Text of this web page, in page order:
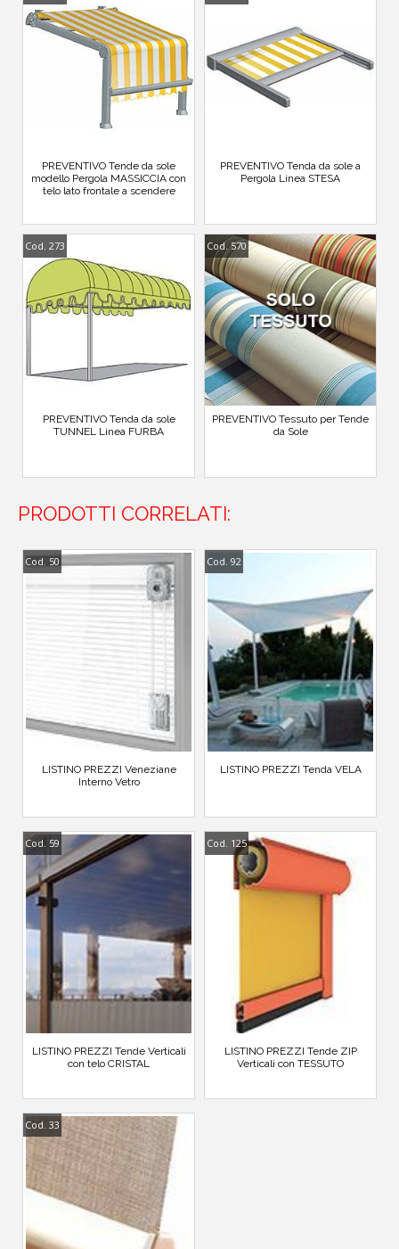
PREVENTIVO Tende da sole
modello Pergola MASSICCIA con
telo lato frontale a scendere
PREVENTIVO Tenda da sole a
Pergola Linea STESA
Cod. 273
PREVENTIVO Tenda da sole
TUNNEL Linea FURBA
Cod. 570
PREVENTIVO Tessuto per Tende
da Sole
PRODOTTI CORRELATI:
Cod. 50
LISTINO PREZZI Veneziane
Interno Vetro
Cod. 92
LISTINO PREZZI Tenda VELA
Cod. 59
LISTINO PREZZI Tende Verticali
con telo CRISTAL
Cod. 125
LISTINO PREZZI Tende ZIP
Verticali con TESSUTO
Cod. 33